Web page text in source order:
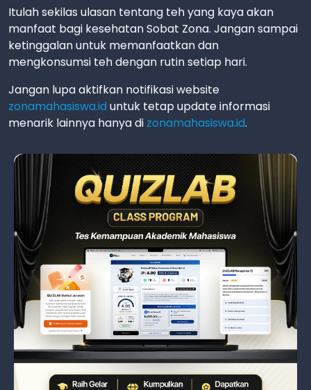
Itulah sekilas ulasan tentang teh yang kaya akan
manfaat bagi kesehatan Sobat Zona. Jangan sampai
ketinggalan untuk memanfaatkan dan
mengkonsumsi teh dengan rutin setiap hari.
Jangan lupa aktifkan notifikasi website
zonamahasiswa.id untuk tetap update informasi
menarik lainnya hanya di zonamahasiswa.id.